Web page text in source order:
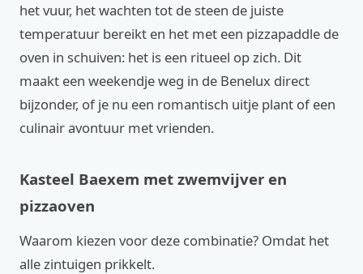
het vuur, het wachten tot de steen de juiste
temperatuur bereikt en het met een pizzapaddle de
oven in schuiven: het is een ritueel op zich. Dit
maakt een weekendje weg in de Benelux direct
bijzonder, of je nu een romantisch uitje plant of een
culinair avontuur met vrienden.
Kasteel Baexem met zwemvijver en
pizzaoven
Waarom kiezen voor deze combinatie? Omdat het
alle zintuigen prikkelt.